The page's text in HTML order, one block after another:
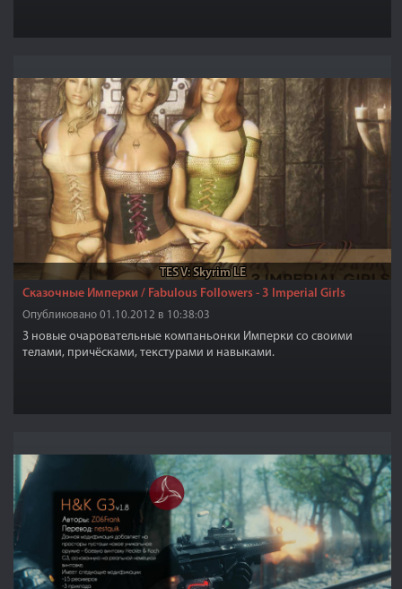
TES V: Skyrim LE
Сказочные Имперки / Fabulous Followers - 3 Imperial Girls
Опубликовано 01.10.2012 в 10:38:03
3 новые очаровательные компаньонки Имперки со своими
телами, причёсками, текстурами и навыками.